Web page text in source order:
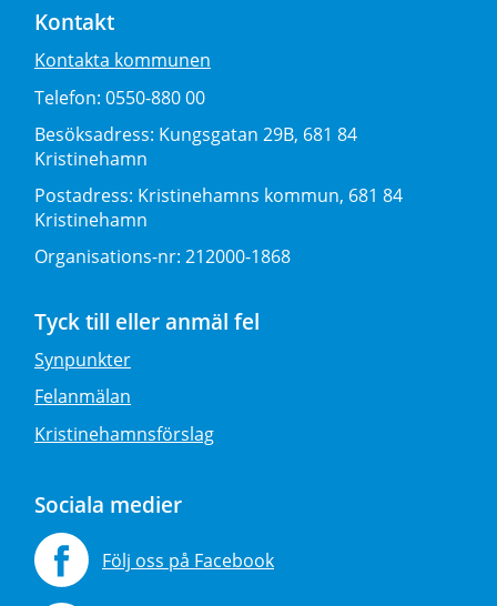
Kontakt
Kontakta kommunen
Telefon: 0550-880 00
Besöksadress: Kungsgatan 29B, 681 84
Kristinehamn
Postadress: Kristinehamns kommun, 681 84
Kristinehamn
Organisations-nr: 212000-1868
Tyck till eller anmäl fel
Synpunkter
Felanmälan
Kristinehamnsförslag
Sociala medier
Följ oss på Facebook